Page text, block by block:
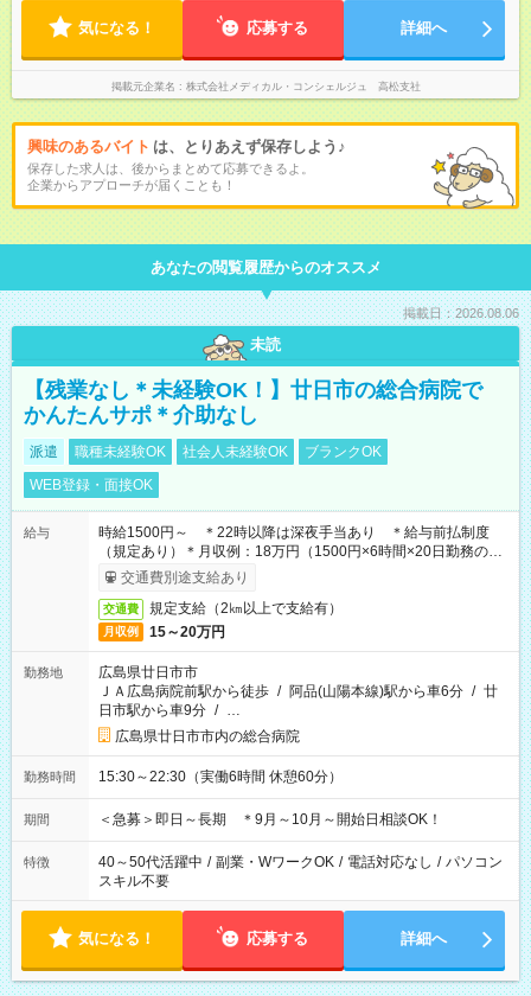
気になる！ 応募する 詳細へ
掲載元企業名 株式会社メディカル・コンシェルジュ 高松支社
興味のあるバイト は、とりあえず保存しよう♪
保存した求人は、後からまとめて応募できるよ。
企業からアプローチが届くことも！
あなたの閲覧履歴からのオススメ
掲載日：2026.08.06
未読
【残業なし＊未経験OK！】廿日市の総合病院で
かんたんサポ＊介助なし
派遣 職種未経験OK 社会人未経験OK
ブランクOK
WEB登録・面接OK
給与
時給1500円～ ＊22時以降は深夜手当あり ＊給与前払制度
（規定あり）＊月収例：18万円（1500円×6時間×20日勤務の場
合）交通費別途支給あり
交通費 規定支給（2㎞以上で支給有）
月収例 15～20万円
勤務地
広島県廿日市市
ＪＡ広島病院前駅から徒歩 / 阿品(山陽本線)駅から車6分 / 廿
日市駅から車9分 / …
広島県廿日市市内の総合病院
勤務時間 15:30～22:30（実働6時間 休憩60分）
期間 ＜急募＞即日～長期 ＊9月～10月～開始日相談OK！
特徴 40～50代活躍中 / 副業・WワークOK / 電話対応なし / パソコン
スキル不要
気になる！ 応募する 詳細へ